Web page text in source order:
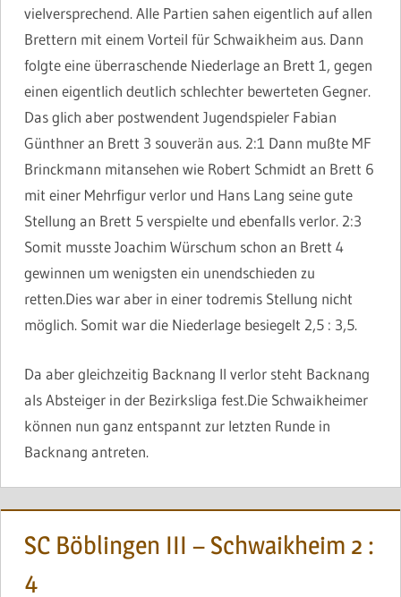
vielversprechend. Alle Partien sahen eigentlich auf allen
Brettern mit einem Vorteil für Schwaikheim aus. Dann
folgte eine überraschende Niederlage an Brett 1, gegen
einen eigentlich deutlich schlechter bewerteten Gegner.
Das glich aber postwendent Jugendspieler Fabian
Günthner an Brett 3 souverän aus. 2:1 Dann mußte MF
Brinckmann mitansehen wie Robert Schmidt an Brett 6
mit einer Mehrfigur verlor und Hans Lang seine gute
Stellung an Brett 5 verspielte und ebenfalls verlor. 2:3
Somit musste Joachim Würschum schon an Brett 4
gewinnen um wenigsten ein unendschieden zu
retten.Dies war aber in einer todremis Stellung nicht
möglich. Somit war die Niederlage besiegelt 2,5 : 3,5.
Da aber gleichzeitig Backnang II verlor steht Backnang
als Absteiger in der Bezirksliga fest.Die Schwaikheimer
können nun ganz entspannt zur letzten Runde in
Backnang antreten.
SC Böblingen III – Schwaikheim 2 :
4